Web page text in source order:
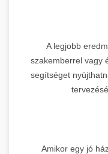
A legjobb
szakemberrel vagy
segítséget
Amikor egy jó